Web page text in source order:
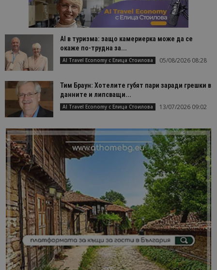
AI в туризма: защо камериерка може да се
окаже по-трудна за...
AI Travel Economy с Елица Стоилова 05/08/2026 08:28
Тим Браун: Хотелите губят пари заради грешки в
данните и липсващи...
AI Travel Economy с Елица Стоилова 13/07/2026 09:02